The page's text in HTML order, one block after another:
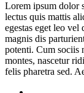
Lorem ipsum dolor
lectus quis mattis
egestas eget leo vel
magnis dis
potenti. Cum sociis
montes, nascetur
felis pharetra sed.